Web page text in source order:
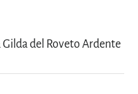
del Roveto Ardente